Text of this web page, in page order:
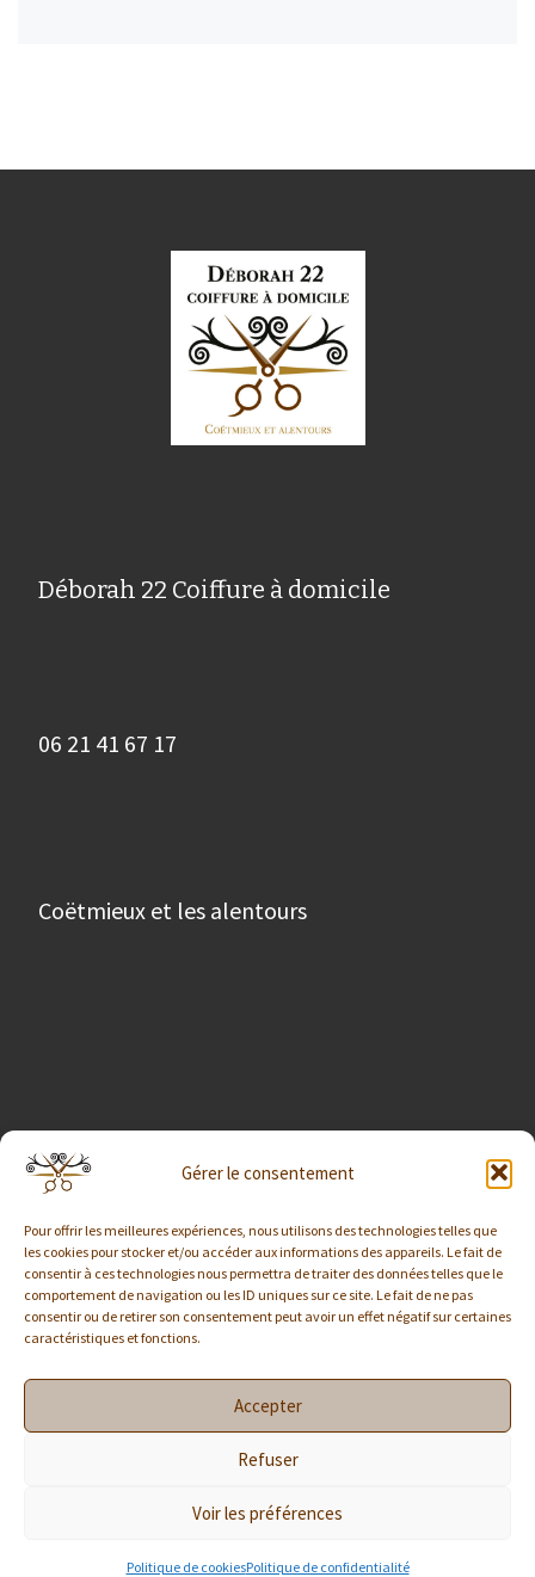
Gérer le consentement
Pour offrir les meilleures expériences, nous utilisons des technologies telles que
les cookies pour stocker et/ou accéder aux informations des appareils. Le fait de
consentir à ces technologies nous permettra de traiter des données telles que le
comportement de navigation ou les ID uniques sur ce site. Le fait de ne pas
consentir ou de retirer son consentement peut avoir un effet négatif sur certaines
caractéristiques et fonctions.
Accepter
Refuser
Voir les préférences
Politique de cookiesPolitique de confidentialité
Déborah 22 Coiffure à domicile
06 21 41 67 17
Coëtmieux et les alentours
Liens utiles
Politique de confidentialité
Mentions légales
Politique de cookies (UE)
Déborah 22 coiffure– Tous droits réservés